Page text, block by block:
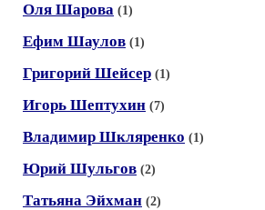
Оля Шарова (1)
Ефим Шаулов (1)
Григорий Шейсер (1)
Игорь Шептухин (7)
Владимир Шкляренко (1)
Юрий Шульгов (2)
Татьяна Эйхман (2)